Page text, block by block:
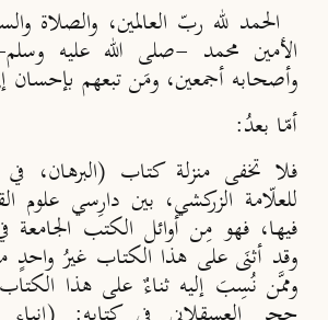
الحمد لله ربّ العالمين، والصلاة
الأمين محمد -صلى الله عليه
وأصحابه أجمعين، ومَن تبعهم بإحسان
أمّا بعدُ:
فلا تخفى منزلة كتاب (البرهان،
للعلّامة الزركشي، بين دارِسي علوم
فيها، فهو مِن أوائل الكتب الجامعة
وقد أثنَى على هذا الكتاب غيرُ واحدٍ
وممَّن نُسِبَ إليه ثناءٌ على هذا